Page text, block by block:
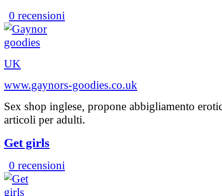
0 recensioni
UK
www.gaynors-goodies.co.uk
Sex shop inglese, propone abbigliamento
articoli per adulti.
Get girls
0 recensioni